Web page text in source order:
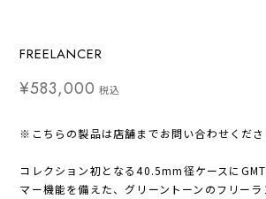
FREELANCER
¥583,000 税込
※こちらの製品は店舗までお問い合わせくださ
コレクション初となる40.5mm径ケースに
マー機能を備えた、グリーントーンのフリー